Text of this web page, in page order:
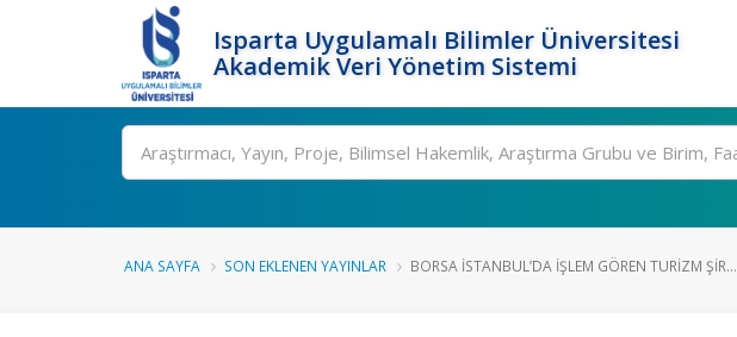
Isparta Uygulamalı Bilimler Üniversitesi
Akademik Veri Yönetim Sistemi
Ara
ANA SAYFA SON EKLENEN YAYINLAR BORSA İSTANBUL’DA İŞLEM GÖREN TURIZM ŞIR...